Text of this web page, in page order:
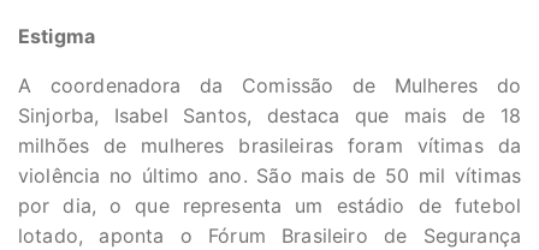
Estigma
A coordenadora da Comissão de Mulheres do
Sinjorba, Isabel Santos, destaca que mais de 18
milhões de mulheres brasileiras foram vítimas da
violência no último ano. São mais de 50 mil vítimas
por dia, o que representa um estádio de futebol
lotado, aponta o Fórum Brasileiro de Segurança